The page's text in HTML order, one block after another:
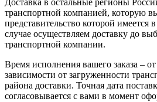
Доставка в остальные регионы
транспортной компанией, которую
представительство которой
случае осуществляем доставку до
транспортной компании.
Время исполнения вашего заказа –
зависимости от загруженности
района доставки. Точная дата
согласовывается с вами в момент